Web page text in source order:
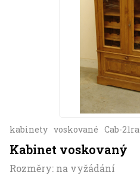
kabinety voskované Cab-21ra
Kabinet voskovaný
Rozměry: na vyžádání